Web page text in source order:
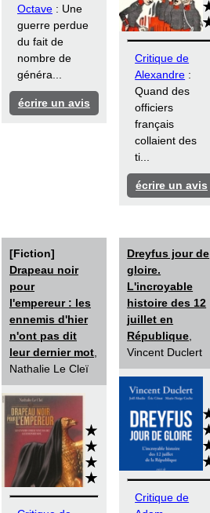
Octave : Une
guerre perdue
du fait de
nombre de
généra...
écrire un avis
Critique de
Alexandre :
Quand des
officiers
français
collaient des
ti...
écrire un avis
[Fiction]
Drapeau noir
pour
l'empereur : les
ennemis d'hier
n'ont pas dit
leur dernier mot
Nathalie Le Cleï
Dreyfus jour de
gloire.
L'incroyable
histoire des 12
juillet en
République
Vincent Duclert
Critique de